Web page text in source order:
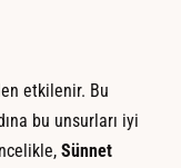
etkilenir. Bu
bu unsurları iyi
Sünnet